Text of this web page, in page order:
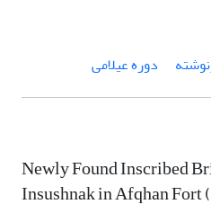
دوره عیلامی
Newly Found Inscribed
Insushnak in Afqhan Fort